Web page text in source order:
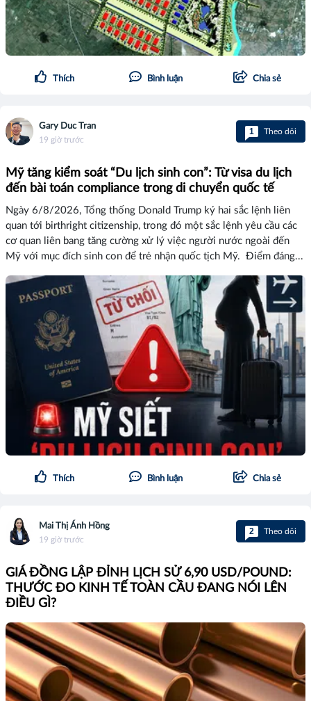
Thích Bình luận Chia sẻ
Gary Duc Tran
19 giờ trước
1 Theo dõi
Mỹ tăng kiểm soát “Du lịch sinh con”: Từ visa du lịch
đến bài toán compliance trong di chuyển quốc tế
Ngày 6/8/2026, Tổng thống Donald Trump ký hai sắc lệnh liên
quan tới birthright citizenship, trong đó một sắc lệnh yêu cầu các
cơ quan liên bang tăng cường xử lý việc người nước ngoài đến
Mỹ với mục đích sinh con để trẻ nhận quốc tịch Mỹ. Điểm đáng...
Thích Bình luận Chia sẻ
Mai Thị Ánh Hồng
19 giờ trước
2 Theo dõi
GIÁ ĐỒNG LẬP ĐỈNH LỊCH SỬ 6,90 USD/POUND:
THƯỚC ĐO KINH TẾ TOÀN CẦU ĐANG NÓI LÊN
ĐIỀU GÌ?